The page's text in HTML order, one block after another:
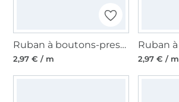
Ruban à boutons-pression au mètre, noir
2,97 € / m 2,97 € / m